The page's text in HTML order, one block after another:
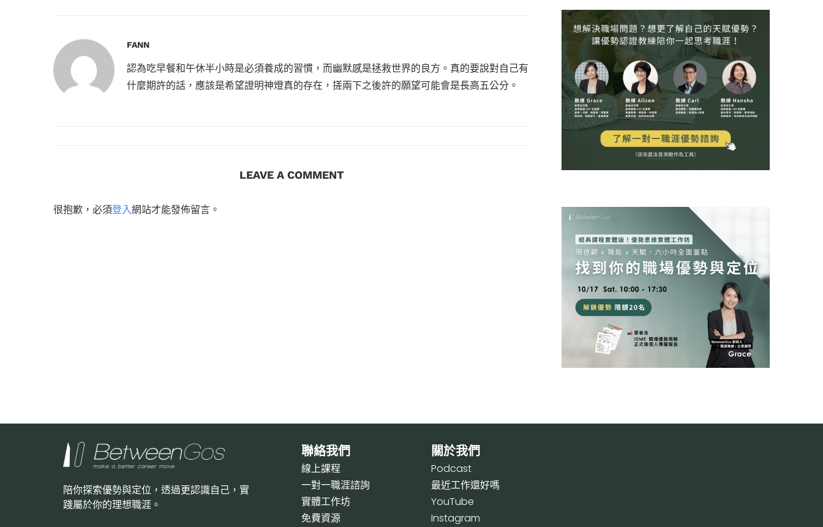
FANN
認為吃早餐和午休半小時是必須養成的習慣，而幽默感是拯救世界的良方。真的要說對自己有
什麼期許的話，應該是希望證明神燈真的存在，搓兩下之後許的願望可能會是長高五公分。
LEAVE A COMMENT
很抱歉，必須登入網站才能發佈留言。
陪你探索優勢與定位，透過更認識自己，實
踐屬於你的理想職涯。
聯絡我們
線上課程
一對一職涯諮詢
實體工作坊
免費資源
關於我們
Podcast
最近工作還好嗎
YouTube
Instagram